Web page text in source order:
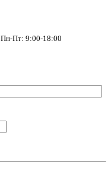
Пн-Пт: 9:00-18:00